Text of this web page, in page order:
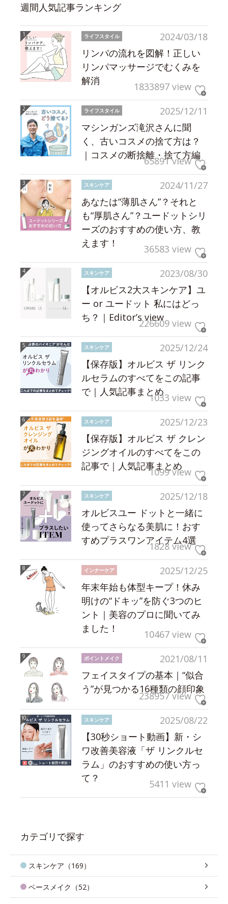
週間人気記事ランキング
2024/03/18
ライフスタイル
リンパの流れを図解！正しい
リンパマッサージでむくみを
解消
1833897 view
2025/12/11
ライフスタイル
マシンガンズ滝沢さんに聞
く、古いコスメの捨て方は？
｜コスメの断捨離・捨て方編
65891 view
2024/11/27
スキンケア
あなたは“薄肌さん”？それと
も“厚肌さん”？ユードットシリ
ーズのおすすめの使い方、教
えます！
36583 view
2023/08/30
スキンケア
【オルビス2大スキンケア】ユ
ー or ユードット 私にはどっ
ち？｜Editor’s view226609 view
2025/12/24
スキンケア
【保存版】オルビス ザ リンク
ルセラムのすべてをこの記事
で｜人気記事まとめ1033 view
2025/12/23
スキンケア
【保存版】オルビス ザ クレン
ジングオイルのすべてをこの
記事で｜人気記事まとめ
1099 view
2025/12/18
スキンケア
オルビスユー ドットと一緒に
使ってさらなる美肌に！おす
すめプラスワンアイテム4選
1828 view
2025/12/25
インナーケア
年末年始も体型キープ！休み
明けの“ドキッ”を防ぐ3つのヒ
ント｜美容のプロに聞いてみ
ました！
10467 view
2021/08/11
ポイントメイク
フェイスタイプの基本｜“似合
う”が見つかる16種類の顔印象
238957 view
2025/08/22
スキンケア
【30秒ショート動画】新・シ
ワ改善美容液「ザ リンクルセ
ラム」のおすすめの使い方っ
て？
5411 view
カテゴリで探す
スキンケア（169）
ベースメイク（52）